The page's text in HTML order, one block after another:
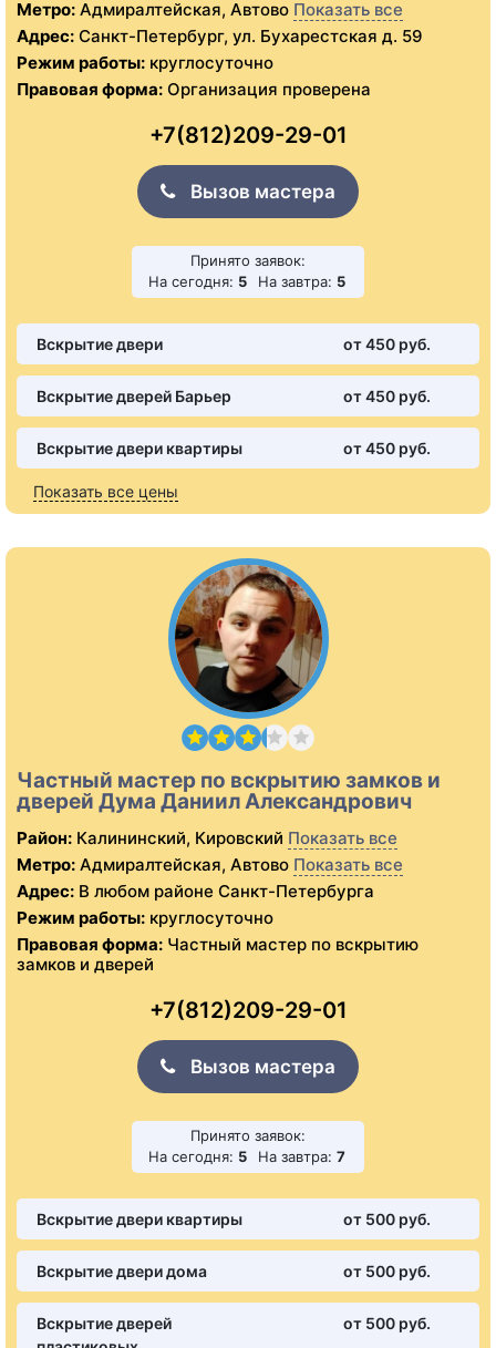
Метро: Адмиралтейская, Автово Показать все
Адрес: Санкт-Петербург, ул. Бухарестская д. 59
Режим работы: круглосуточно
Правовая форма: Организация проверена
+7(812)209-29-01
Вызов мастера
Принято заявок:
На сегодня: 5 На завтра: 5
Вскрытие двери от 450 pуб.
Вскрытие дверей Барьер от 450 pуб.
Вскрытие двери квартиры от 450 pуб.
Показать все цены
Частный мастер по вскрытию замков и
дверей Дума Даниил Александрович
Район: Калининский, Кировский Показать все
Метро: Адмиралтейская, Автово Показать все
Адрес: В любом районе Санкт-Петербурга
Режим работы: круглосуточно
Правовая форма: Частный мастер по вскрытию
замков и дверей
+7(812)209-29-01
Вызов мастера
Принято заявок:
На сегодня: 5 На завтра: 7
Вскрытие двери квартиры от 500 pуб.
Вскрытие двери дома от 500 pуб.
Вскрытие дверей
от 500 pуб.